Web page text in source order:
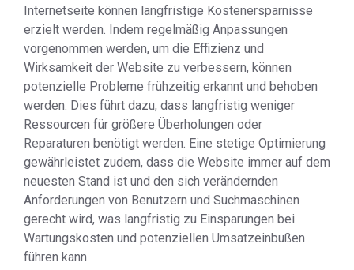
Internetseite können langfristige Kostenersparnisse
erzielt werden. Indem regelmäßig Anpassungen
vorgenommen werden, um die Effizienz und
Wirksamkeit der Website zu verbessern, können
potenzielle Probleme frühzeitig erkannt und behoben
werden. Dies führt dazu, dass langfristig weniger
Ressourcen für größere Überholungen oder
Reparaturen benötigt werden. Eine stetige Optimierung
gewährleistet zudem, dass die Website immer auf dem
neuesten Stand ist und den sich verändernden
Anforderungen von Benutzern und Suchmaschinen
gerecht wird, was langfristig zu Einsparungen bei
Wartungskosten und potenziellen Umsatzeinbußen
führen kann.